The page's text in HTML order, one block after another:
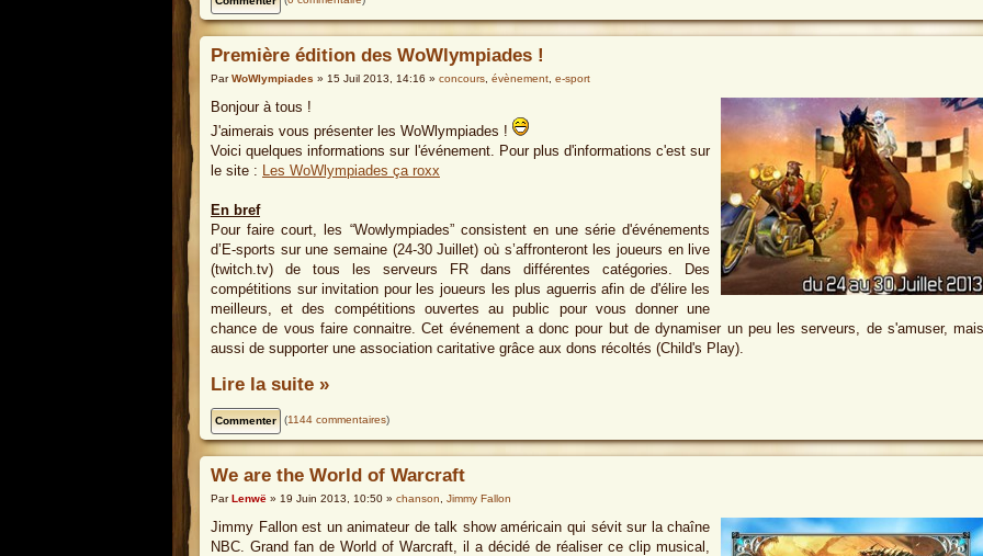
Première édition des WoWlympiades !
ParWoWlympiades » 15 Juil 2013, 14:16 » concours évènement e-sport
Bonjour à tous !
J'aimerais vous présenter les WoWlympiades !
Voici quelques informations sur l'événement. Pour plus d'informations c'est sur
le site : Les WoWlympiades ça roxx
En bref
Pour faire court, les “Wowlympiades” consistent en une série d'événements
d’E-sports sur une semaine (24-30 Juillet) où s’affronteront les joueurs en live
(twitch.tv) de tous les serveurs FR dans différentes catégories. Des
compétitions sur invitation pour les joueurs les plus aguerris afin de d'élire les
meilleurs, et des compétitions ouvertes au public pour vous donner une
chance de vous faire connaitre. Cet événement a donc pour but de dynamiser un peu les serveurs, de s'amuser, mais
aussi de supporter une association caritative grâce aux dons récoltés (Child's Play).
Lire la suite »
(1144 commentaires)
We are the World of Warcraft
ParLenwë » 19 Juin 2013, 10:50 » chanson Jimmy Fallon
Jimmy Fallon est un animateur de talk show américain qui sévit sur la chaîne
NBC. Grand fan de World of Warcraft, il a décidé de réaliser ce clip musical,